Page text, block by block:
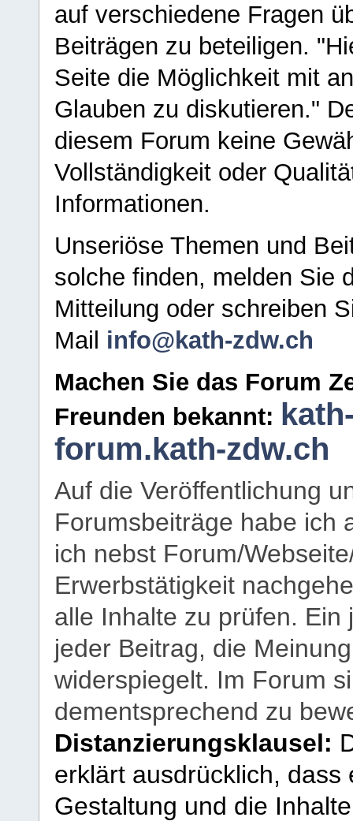
auf verschiedene Fragen
Beiträgen zu beteiligen.
Seite die Möglichkeit mit
Glauben zu diskutieren."
diesem Forum keine
Vollständigkeit oder
Informationen.
Unseriöse Themen und
solche finden, melden Sie
Mitteilung oder schreiben
Mail info@kath-zdw.ch
Machen Sie das Forum
Freunden bekannt:
forum.kath-zdw.ch
Auf die Veröffentlichung
Forumsbeiträge habe ich
ich nebst Forum/
Erwerbstätigkeit
alle Inhalte zu prüfen.
jeder Beitrag, die
widerspiegelt. Im Forum
dementsprechend zu
Distanzierungsklausel:
erklärt ausdrücklich,
Gestaltung und die